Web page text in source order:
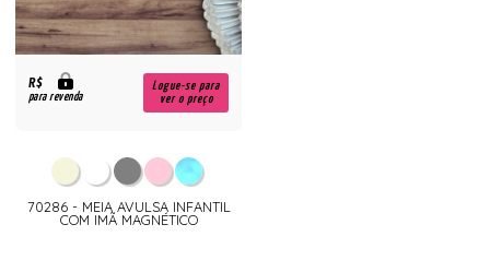
R$
para revenda
Logue-se para
ver o preço
70286 - MEIA AVULSA INFANTIL
COM IMÃ MAGNÉTICO